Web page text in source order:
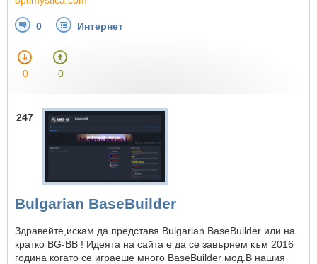
0 Интернет
0 0
247
Bulgarian BaseBuilder
Здравейте,искам да представя Bulgarian BaseBuilder или на
кратко BG-BB ! Идеята на сайта е да се завърнем към 2016
година когато се играеше много BaseBuilder мод.В нашия